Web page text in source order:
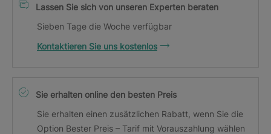
Lassen Sie sich von unseren Experten beraten
Sieben Tage die Woche verfügbar
Kontaktieren Sie uns kostenlos
Sie erhalten online den besten Preis
Sie erhalten einen zusätzlichen Rabatt, wenn Sie die
Option Bester Preis – Tarif mit Vorauszahlung wählen